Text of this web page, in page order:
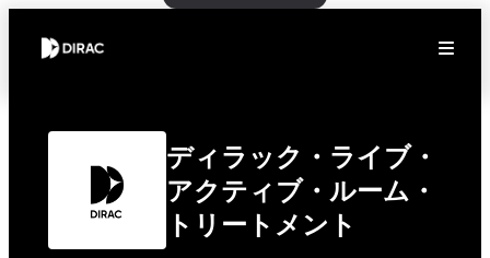
ディラック・ライブ・
アクティブ・ルーム・
トリートメント